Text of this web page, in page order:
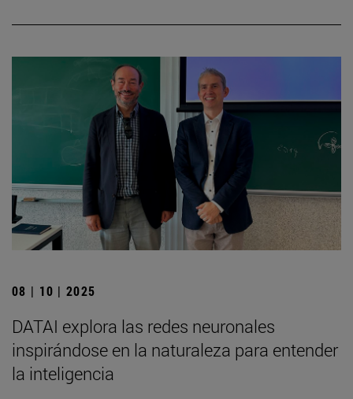
08 | 10 | 2025
DATAI explora las redes neuronales
inspirándose en la naturaleza para entender
la inteligencia